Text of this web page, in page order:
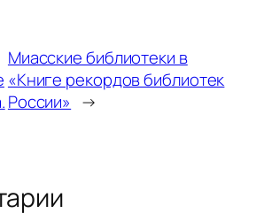
Миасские библиотеки в
«Книге рекордов библиотек
России» →